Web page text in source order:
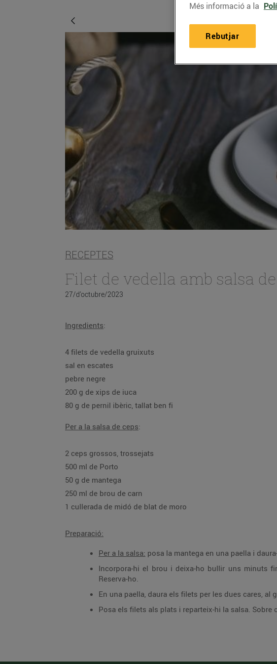
RECEPTES
Filet de vedella amb salsa
27/d’octubre/2023
Ingredients:
4 filets de vedella gruixuts
sal en escates
pebre negre
200 g de xips de iuca
80 g de pernil ibèric, tallat ben fi
Per a la salsa de ceps:
2 ceps grossos, trossejats
500 ml de Porto
50 g de mantega
250 ml de brou de carn
1 cullerada de midó de blat de moro
Preparació:
Per a la salsa: posa la mantega en una paella i
Incorpora-hi el brou i deixa-ho bullir uns minuts
Reserva-ho.
En una paella, daura els filets per les dues cares, al
Posa els filets als plats i reparteix-hi la salsa.
Més informació a la
Rebutjar